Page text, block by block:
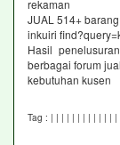
rekaman
JUAL 514+
inkuiri
Hasil
berbagai forum
kebutuhan kusen
Tag : | | | | | | | | | | | | |